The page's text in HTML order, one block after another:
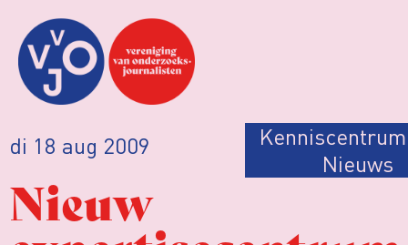
di 18 aug 2009 Kenniscentrum
Nieuws
Nieuw